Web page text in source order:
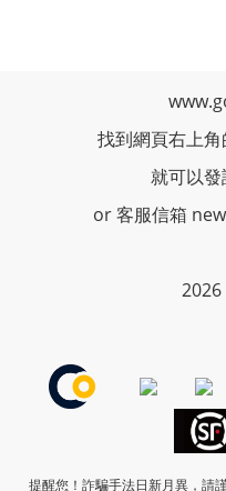
找到網頁右上
就可以發
or 客服信箱
2026
提醒您！詐騙手法日新月異，請